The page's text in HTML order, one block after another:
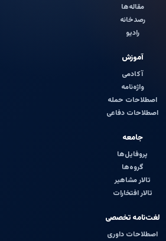
مقاله‌ها
رصدخانه
رادیو
آموزش
آکادمی
واژه‌نامه
اصطلاحات حمله
اصطلاحات دفاعی
جامعه
پروفایل‌ها
گروه‌ها
تالار مشاهیر
تالار افتخارات
لغت‌نامه تخصصی
اصطلاحات داوری